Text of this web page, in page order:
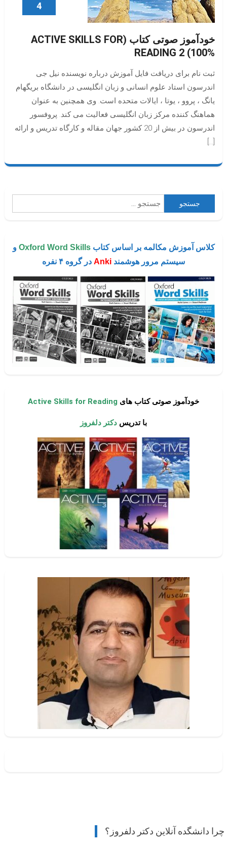
4
خودآموز صوتی کتاب (ACTIVE SKILLS FOR
READING 2 (100%
ثبت نام برای دریافت فایل آموزش درباره نویسنده نیل جی
اندرسون استاد علوم انسانی و زبان انگلیسی در دانشگاه بریگهام
یانگ ، پروو ، یوتا ، ایالات متحده است. وی همچنین به عنوان
هماهنگ کننده مرکز زبان انگلیسی فعالیت می کند. پروفسور
اندرسون در بیش از 20 کشور جهان مقاله و کارگاه تدریس و ارائه
[…]
برای:
کلاس آموزش مکالمه بر اساس کتابOxford Word Skills و
سیستم مرور هوشمند Anki در گروه ۴ نفره
خودآموز صوتی کتاب های Active Skills for Reading
با تدریس دکتر دلفروز
چرا دانشگده آنلاین دکتر دلفروز؟